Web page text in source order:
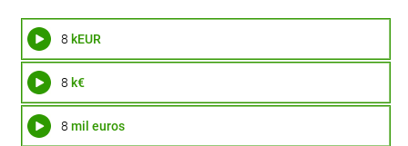
8 kEUR
8 k€
8 mil euros